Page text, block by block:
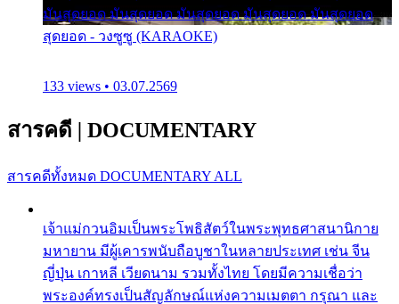
มันสุดยอด มันสุดยอด มันสุดยอด มันสุดยอด มันสุดยอด
สุดยอด - วงซูซู (KARAOKE)
133 views • 03.07.2569
สารคดี | DOCUMENTARY
สารคดีทั้งหมด DOCUMENTARY ALL
เจ้าแม่กวนอิมเป็นพระโพธิสัตว์ในพระพุทธศาสนานิกาย
มหายาน มีผู้เคารพนับถือบูชาในหลายประเทศ เช่น จีน
ญี่ปุ่น เกาหลี เวียดนาม รวมทั้งไทย โดยมีความเชื่อว่า
พระองค์ทรงเป็นสัญลักษณ์แห่งความเมตตา กรุณา และ